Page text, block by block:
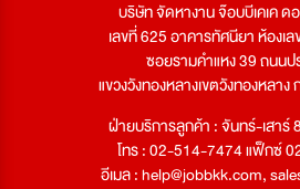
บริษัท จัดหางาน จ๊อบบีเคเค
เลขที่ 625 อาคารทัศนียา ห้องเ
ซอยรามคำแหง 39 ถนนป
แขวงวังทองหลางเขตวังทองหลา
ฝ่ายบริการลูกค้า : จันทร์-เสาร์
โทร : 02-514-7474 แฟ็กซ์
อีเมล :help@jobbkk.com,